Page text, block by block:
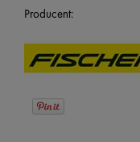
Producent: